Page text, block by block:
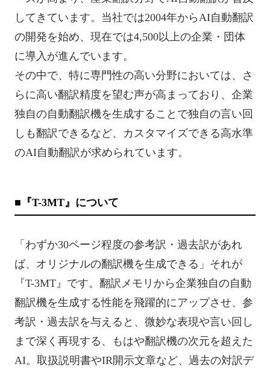
してきています。当社では2004年からAI自動翻訳
の開発を始め、現在では4,500以上の企業・団体
に導入が進んでいます。
その中で、特に専門性の高い分野においては、さ
らに高い翻訳精度を望む声が高まっており、企業
独自の自動翻訳機を生成することで独自の言い回
しも翻訳できるなど、カスタマイズできる高水準
のAI自動翻訳が求められています。
■『T-3MT』について
「わずか30ページ程度の参考訳・過去訳があれ
ば、オリジナルの翻訳機を生成できる」それが
『T-3MT』です。翻訳メモリから企業独自の自動
翻訳機を生成する性能を飛躍的にアップさせ、参
考訳・過去訳を与えると、微妙な表現や言い回し
まで深く再現する、もはや翻訳機の次元を超えた
AI。取扱説明書やIR開示文章など、過去の対訳デ